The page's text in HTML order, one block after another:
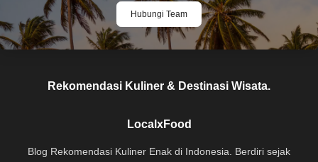
Hubungi Team
Rekomendasi Kuliner & Destinasi Wisata.
LocalxFood
Blog Rekomendasi Kuliner Enak di Indonesia. Berdiri sejak